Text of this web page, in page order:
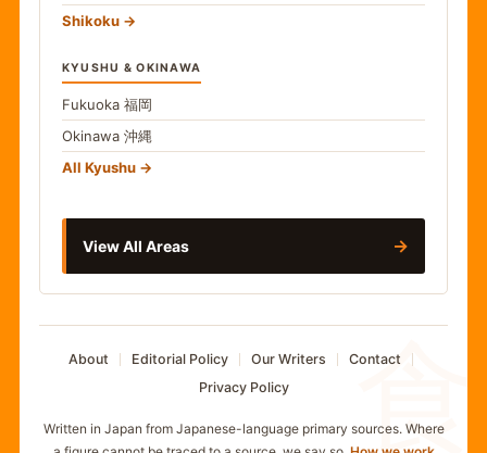
食
Shikoku
KYUSHU & OKINAWA
Fukuoka 福岡
Okinawa 沖縄
All Kyushu
View All Areas →
About Editorial Policy Our Writers
Contact
Privacy Policy
Written in Japan from Japanese-language primary sources. Where